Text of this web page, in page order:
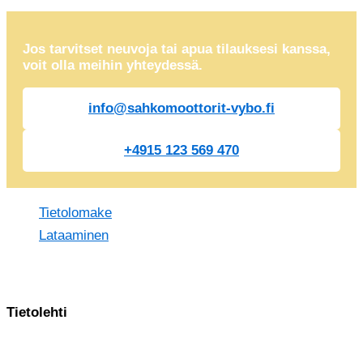
Jos tarvitset neuvoja tai apua tilauksesi kanssa,
voit olla meihin yhteydessä.
info@sahkomoottorit-vybo.fi
+4915 123 569 470
Tietolomake
Lataaminen
Tietolehti